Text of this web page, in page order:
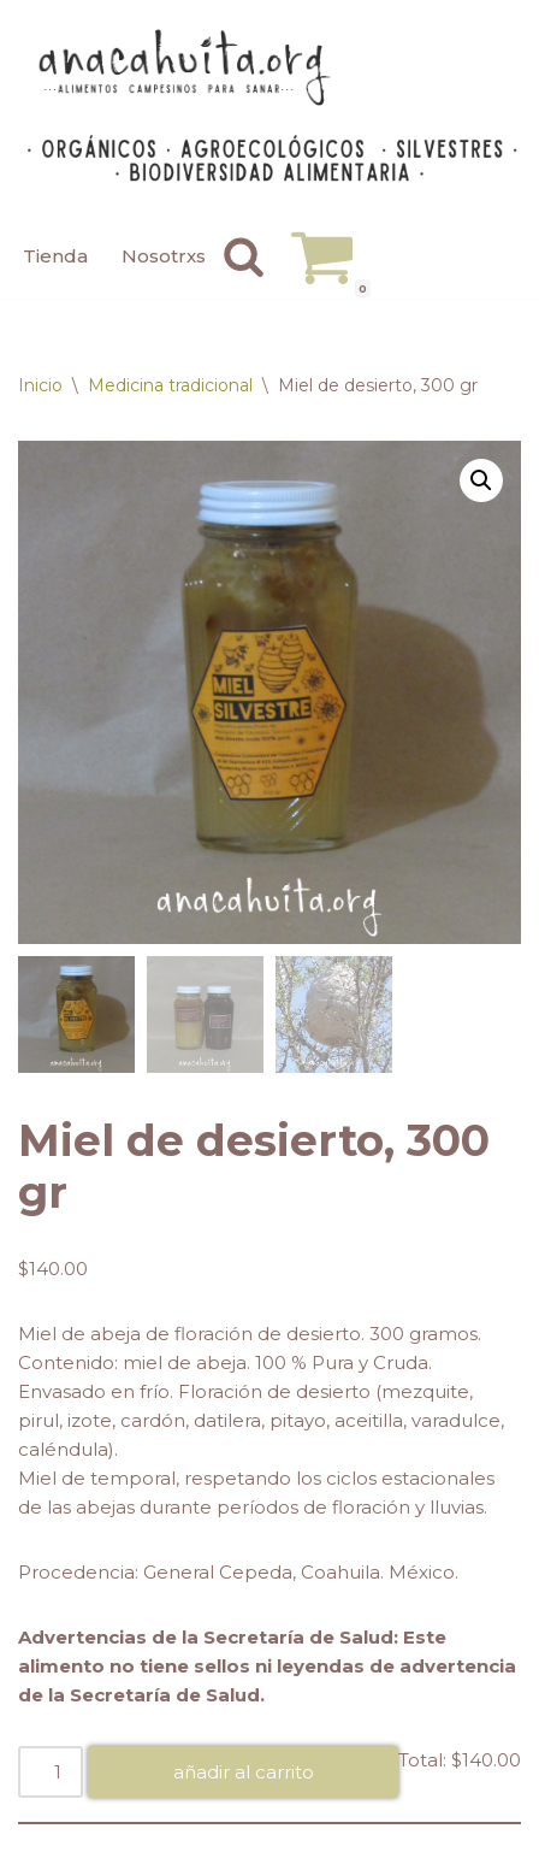
Saltar
Tienda Nosotrxs
0
Inicio \ Medicina tradicional \ Miel de desierto, 300 gr
Miel de desierto, 300
gr
$140.00
Miel de abeja de floración de desierto. 300 gramos.
Contenido: miel de abeja. 100 % Pura y Cruda.
Envasado en frío. Floración de desierto (mezquite,
pirul, izote, cardón, datilera, pitayo, aceitilla, varadulce,
caléndula).
Miel de temporal, respetando los ciclos estacionales
de las abejas durante períodos de floración y lluvias.
Procedencia: General Cepeda, Coahuila. México.
Advertencias de la Secretaría de Salud: Este
alimento no tiene sellos ni leyendas de advertencia
de la Secretaría de Salud.
añadir al carrito
Total: $140.00